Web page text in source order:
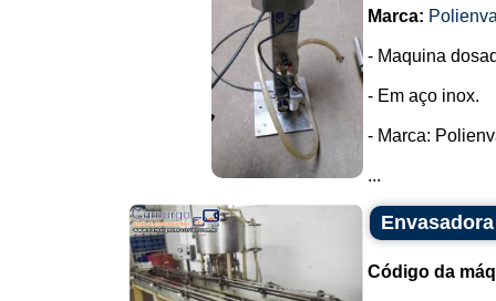
Marca:
- Maquina
- Em aço inox.
- Marca:
...
Código da